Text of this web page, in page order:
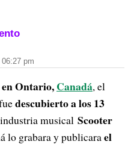
pm
Ontario,Canadá, el
descubierto a los 13
musical Scooter
lo grabara y publicarael